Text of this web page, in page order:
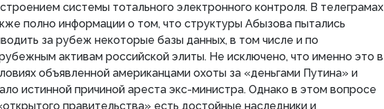
системы тотального электронного контроля. В телеграмах
полно информации о том, что структуры Абызова пытались
за рубеж некоторые базы данных, в том числе и по
активам российской элиты. Не исключено, что именно это в
объявленной американцами охоты за «деньгами Путина» и
истинной причиной ареста экс-министра. Однако в этом вопросе
правительства» есть достойные наследники и